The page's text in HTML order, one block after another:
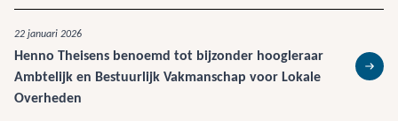
22 januari 2026
Henno Theisens benoemd tot bijzonder hoogleraar
Ambtelijk en Bestuurlijk Vakmanschap voor Lokale
Overheden
Lees